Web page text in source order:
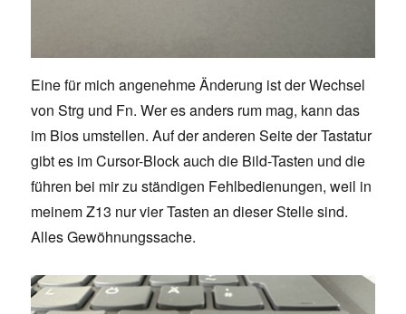
Eine für mich angenehme Änderung ist der Wechsel
von Strg und Fn. Wer es anders rum mag, kann das
im Bios umstellen. Auf der anderen Seite der Tastatur
gibt es im Cursor-Block auch die Bild-Tasten und die
führen bei mir zu ständigen Fehlbedienungen, weil in
meinem Z13 nur vier Tasten an dieser Stelle sind.
Alles Gewöhnungssache.